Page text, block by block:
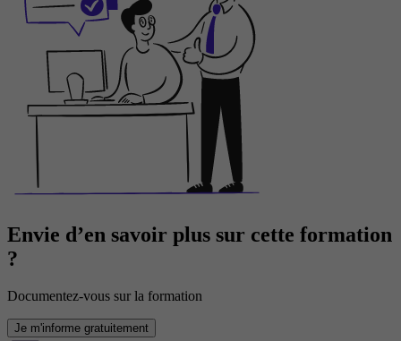
Envie d’en savoir plus sur cette formation
?
Documentez-vous sur la formation
Je m'informe gratuitement